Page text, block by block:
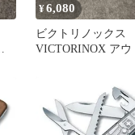
¥6,080
ビクトリノックス
VICTORINOX アウ